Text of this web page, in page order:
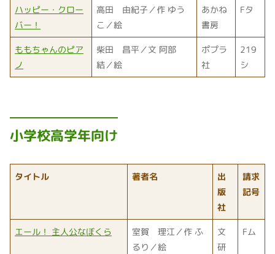
ハッピー・クロー
バー！
高田 由紀子／作 ゆう
こ／絵
あかね
書房
Fタ
ももちゃんのピア
ノ
柴田 昌平／文 阿部
結／絵
ポプラ
社
219
シ
小学校高学年向け
タイトル 著者名
出
版
社
請求
記号
エール！ 主人公なぼくら
室賀 理江／作 ふ
るり／絵
文
研
Fム